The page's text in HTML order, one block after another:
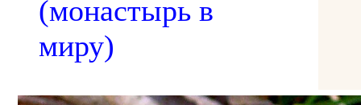
(монастырь в
миру)